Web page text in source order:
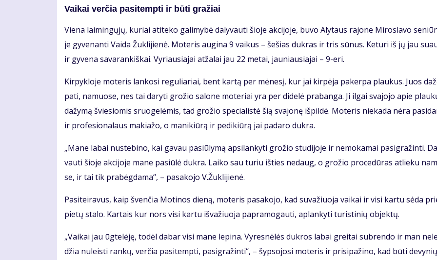
Vai­kai ver­čia pa­si­temp­ti ir bū­ti gra­žiai
Vie­na lai­min­gų­jų, ku­riai ati­te­ko ga­li­my­bė da­ly­vau­ti šio­je ak­ci­jo­je, bu­vo Aly­taus ra­jo­ne Mi­ros­la­vo
je gy­ve­nan­ti Vai­da Žuk­li­jie­nė. Mo­te­ris au­gi­na 9 vai­kus – še­šias duk­ras ir tris sū­nus. Ke­tu­ri iš jų jau
ir gy­ve­na sa­va­ran­kiš­kai. Vy­riau­sia­jai at­ža­lai jau 22 me­tai, jau­niau­sia­jai – 9-eri.
Kir­pyk­lo­je mo­te­ris lan­ko­si re­gu­lia­riai, bent kar­tą per mė­ne­sį, kur jai kir­pė­ja pa­ker­pa plau­kus. Juos
pa­ti, na­muo­se, nes tai da­ry­ti gro­žio sa­lo­ne mo­te­riai yra per di­de­lė pra­ban­ga. Ji il­gai sva­jo­jo apie
da­žy­mą švie­sio­mis sruo­ge­lė­mis, tad gro­žio spe­cia­lis­tė šią sva­jo­nę iš­pil­dė. Mo­te­ris nie­ka­da nė­ra
ir pro­fe­sio­na­laus ma­kia­žo, o ma­ni­kiū­rą ir pe­di­kiū­rą jai pa­da­ro duk­ra.
„Ma­ne la­bai nu­ste­bi­no, kai ga­vau pa­siū­ly­mą ap­si­lan­ky­ti gro­žio stu­di­jo­je ir ne­mo­ka­mai pa­sig­ra­žin­ti.
vau­ti šio­je ak­ci­jo­je ma­ne pa­siū­lė duk­ra. Lai­ko sau tu­riu iš­ties ne­daug, o gro­žio pro­ce­dū­ras at­lie­ku
se, ir tai tik pra­bėg­da­ma“, – pa­sa­ko­jo V.Žuk­li­jie­nė.
Pa­si­tei­ra­vus, kaip šven­čia Mo­ti­nos die­ną, mo­te­ris pa­sa­ko­jo, kad su­va­žiuo­ja vai­kai ir vi­si kar­tu sė­da
pie­tų sta­lo. Kar­tais kur nors vi­si kar­tu iš­va­žiuo­ja pa­pra­mo­gau­ti, ap­lan­ky­ti tu­ris­ti­nių ob­jek­tų.
„Vai­kai jau ūg­te­lė­ję, to­dėl da­bar vi­si ma­ne le­pi­na. Vy­res­nė­lės duk­ros la­bai grei­tai su­bren­do ir man
džia nu­leis­ti ran­kų, ver­čia pa­si­temp­ti, pa­sig­ra­žin­ti“, – šyp­so­jo­si mo­te­ris ir pri­si­pa­ži­no, kad bū­ti de­vy­nių